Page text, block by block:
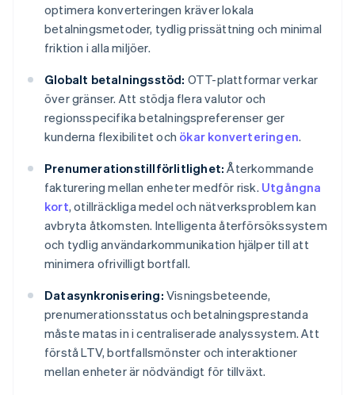
optimera konverteringen kräver lokala
betalningsmetoder, tydlig prissättning och minimal
friktion i alla miljöer.
Globalt betalningsstöd: OTT-plattformar verkar
över gränser. Att stödja flera valutor och
regionsspecifika betalningspreferenser ger
kunderna flexibilitet och ökar konverteringen.
Prenumerationstillförlitlighet: Återkommande
fakturering mellan enheter medför risk. Utgångna
kort, otillräckliga medel och nätverksproblem kan
avbryta åtkomsten. Intelligenta återförsökssystem
och tydlig användarkommunikation hjälper till att
minimera ofrivilligt bortfall.
Datasynkronisering: Visningsbeteende,
prenumerationsstatus och betalningsprestanda
måste matas in i centraliserade analyssystem. Att
förstå LTV, bortfallsmönster och interaktioner
mellan enheter är nödvändigt för tillväxt.